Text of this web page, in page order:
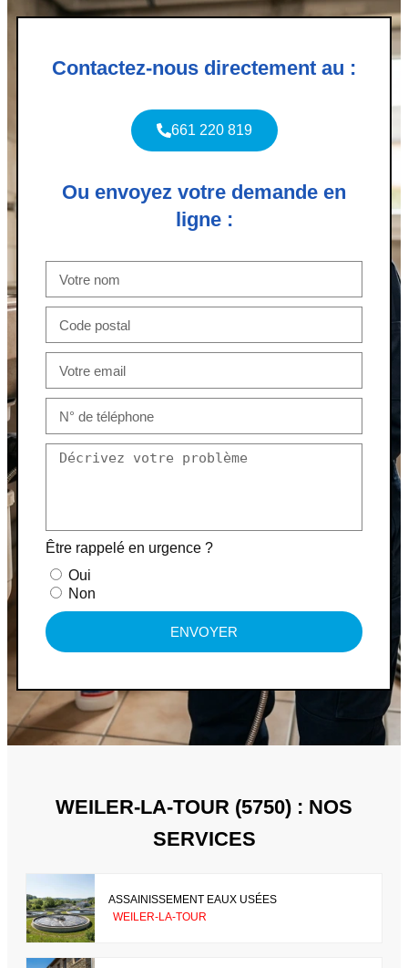
Contactez-nous directement au :
661 220 819
Ou envoyez votre demande en
ligne :
Être rappelé en urgence ?
Oui
Non
ENVOYER
WEILER-LA-TOUR (5750) : NOS
SERVICES
ASSAINISSEMENT EAUX USÉES
WEILER-LA-TOUR